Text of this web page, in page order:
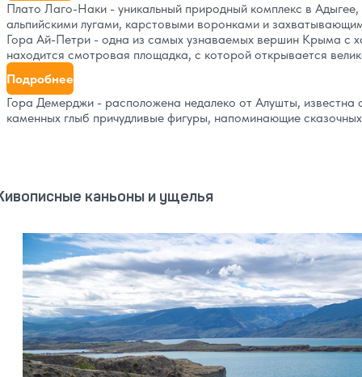
Плато Лаго-Наки - уникальный природный комплекс в
альпийскими лугами, карстовыми воронками и
Гора Ай-Петри - одна из самых узнаваемых вершин Крыма с
находится смотровая площадка, с которой открывается
Подробнее
Гора Демерджи - расположена недалеко от Алушты, известна
каменных глыб причудливые фигуры, напоминающие
каньоны и ущелья